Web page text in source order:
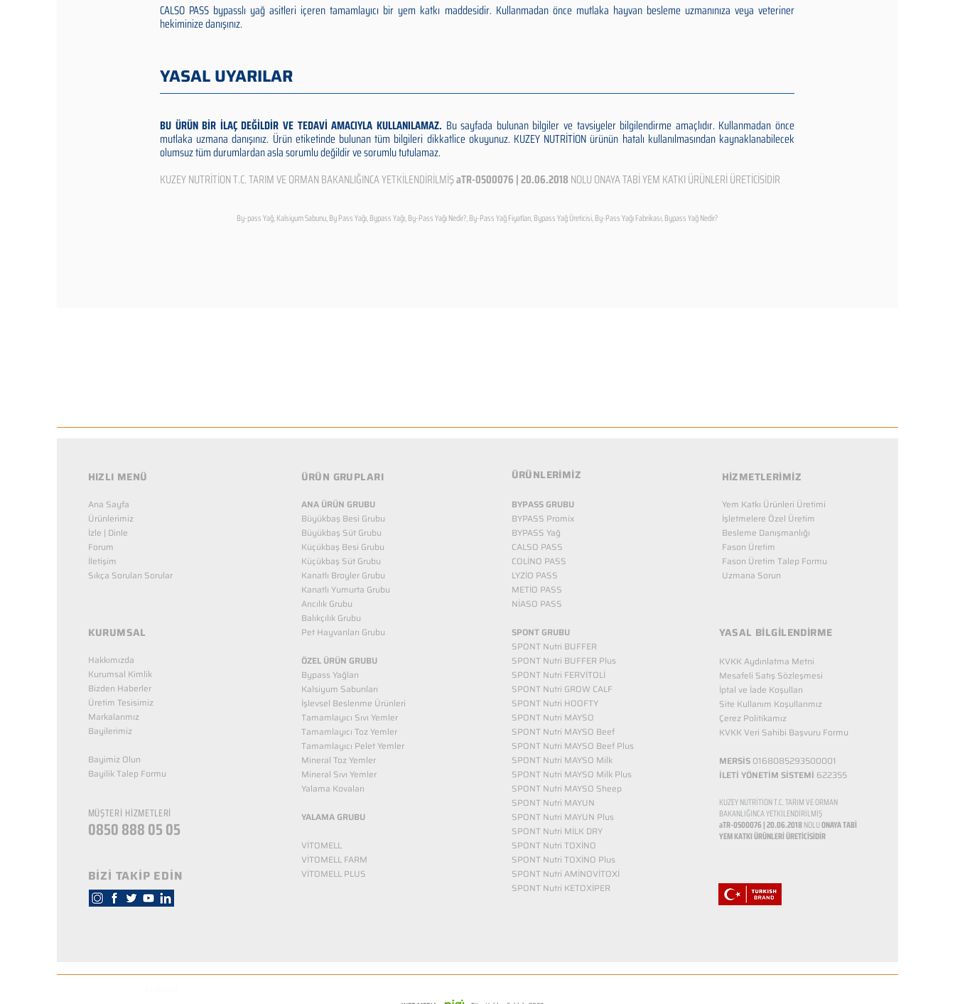
CALSO PASS bypasslı yağ asitleri içeren tamamlayıcı bir yem katkı maddesidir. Kullanmadan önce mutlaka hayvan besleme uzmanınıza veya veteriner
hekiminize danışınız.
YASAL UYARILAR
BU ÜRÜN BİR İLAÇ DEĞİLDİR VE TEDAVİ AMACIYLA KULLANILAMAZ. Bu sayfada bulunan bilgiler ve tavsiyeler bilgilendirme amaçlıdır. Kullanmadan önce
mutlaka uzmana danışınız. Ürün etiketinde bulunan tüm bilgileri dikkatlice okuyunuz. KUZEY NUTRİTİON ürünün hatalı kullanılmasından kaynaklanabilecek
olumsuz tüm durumlardan asla sorumlu değildir ve sorumlu tutulamaz.
KUZEY NUTRİTİON T.C. TARIM VE ORMAN BAKANLIĞINCA YETKİLENDİRİLMİŞaTR-0500076 | 20.06.2018 NOLU ONAYA TABİ YEM KATKI ÜRÜNLERİ ÜRETİCİSİDİR
By-pass Yağ, Kalsiyum Sabunu, By Pass Yağı, Bypass Yağı, By-Pass Yağı Nedir?, By-Pass Yağ Fiyatları, Bypass Yağ Üreticisi, By-Pass Yağı Fabrikası, Bypass Yağ Nedir?
HIZLI MENÜ
Ana Sayfa
Ürünlerimiz
İzle | Dinle
Forum
İletişim
Sıkça Sorulan Sorular
KURUMSAL
Hakkımızda
Kurumsal Kimlik
Bizden Haberler
Üretim Tesisimiz
Markalarımız
Bayilerimiz
Bayimiz Olun
Bayilik Talep Formu
MÜŞTERİ HİZMETLERİ
0850 888 05 05
BİZİ TAKİP EDİN
ÜRÜN GRUPLARI
ANA ÜRÜN GRUBU
Büyükbaş Besi Grubu
Büyükbaş Süt Grubu
Küçükbaş Besi Grubu
Küçükbaş Süt Grubu
Kanatlı Broyler Grubu
Kanatlı Yumurta Grubu
Arıcılık Grubu
Balıkçılık Grubu
Pet Hayvanları Grubu
ÖZEL ÜRÜN GRUBU
Bypass Yağları
Kalsiyum Sabunları
İşlevsel Beslenme Ürünleri
Tamamlayıcı Sıvı Yemler​
Tamamlayıcı Toz Yemler
Tamamlayıcı Pelet Yemler
Mineral Toz Yemler
Mineral Sıvı Yemler
Yalama Kovaları
YALAMA GRUBU
VİTOMELL
VİTOMELL FARM
VİTOMELL PLUS
ÜRÜNLERİMİZ
BYPASS GRUBU
BYPASS Promix
BYPASS Yağ
CALSO PASS
COLİNO PASS
LYZİO PASS
METİO PASS
NİASO PASS
SPONT GRUBU
SPONT Nutri BUFFER
SPONT Nutri BUFFER Plus
SPONT Nutri FERVİTOLİ
SPONT Nutri GROW CALF
SPONT Nutri HOOFTY
SPONT Nutri MAYSO
SPONT Nutri MAYSO Beef
SPONT Nutri MAYSO Beef Plus
SPONT Nutri MAYSO Milk
SPONT Nutri MAYSO Milk Plus
SPONT Nutri MAYSO Sheep
SPONT Nutri MAYUN
SPONT Nutri MAYUN Plus
SPONT Nutri MİLK DRY
SPONT Nutri TOXİNO
SPONT Nutri TOXİNO Plus
SPONT Nutri AMİNOVİTOXİ
SPONT Nutri KETOXİPER
HİZMETLERİMİZ
Yem Katkı Ürünleri Üretimi
İşletmelere Özel Üretim
Besleme Danışmanlığı
Fason Üretim
Fason Üretim Talep Formu
Uzmana Sorun
YASAL BİLGİLENDİRME
KVKK Aydınlatma Metni
Mesafeli Satış Sözleşmesi
İptal ve İade Koşulları
Site Kullanım Koşullarımız
Çerez Politikamız
KVKK Veri Sahibi Başvuru Formu
MERSİS0168085293500001
İLETİ YÖNETİM SİSTEMİ 622355
KUZEY NUTRİTİON T.C. TARIM VE ORMAN
BAKANLIĞINCA YETKİLENDİRİLMİŞ
aTR-0500076 | 20.06.2018NOLUONAYA TABİ
YEM KATKI ÜRÜNLERİ ÜRETİCİSİDİR